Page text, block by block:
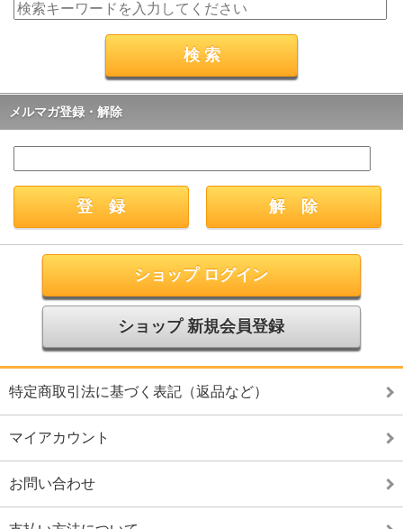
メルマガ登録・解除
ショップ ログイン
ショップ 新規会員登録
特定商取引法に基づく表記（返品など）
マイアカウント
お問い合わせ